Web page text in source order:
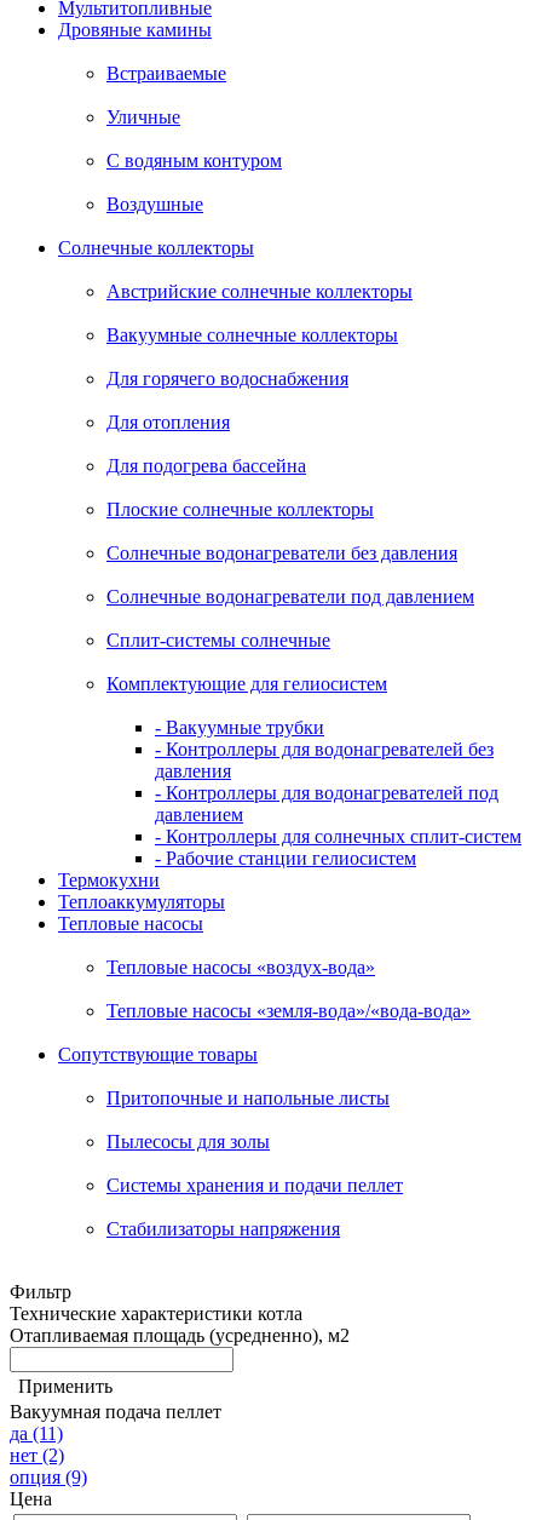
Мультитопливные
Дровяные камины
Встраиваемые
Уличные
С водяным контуром
Воздушные
Солнечные коллекторы
Австрийские солнечные коллекторы
Вакуумные солнечные коллекторы
Для горячего водоснабжения
Для отопления
Для подогрева бассейна
Плоские солнечные коллекторы
Солнечные водонагреватели без давления
Солнечные водонагреватели под давлением
Сплит-системы солнечные
Комплектующие для гелиосистем
- Вакуумные трубки
- Контроллеры для водонагревателей без
давления
- Контроллеры для водонагревателей под
давлением
- Контроллеры для солнечных сплит-систем
- Рабочие станции гелиосистем
Термокухни
Теплоаккумуляторы
Тепловые насосы
Тепловые насосы «воздух-вода»
Тепловые насосы «земля-вода»/«вода-вода»
Сопутствующие товары
Притопочные и напольные листы
Пылесосы для золы
Системы хранения и подачи пеллет
Стабилизаторы напряжения
Фильтр
Технические характеристики котла
Отапливаемая площадь (усредненно), м2
Применить
Вакуумная подача пеллет
да (11)
нет (2)
опция (9)
Цена